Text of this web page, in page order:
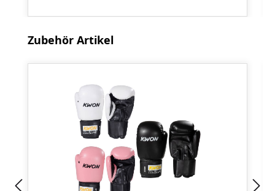
Produktgalerie überspringen
Zubehör Artikel